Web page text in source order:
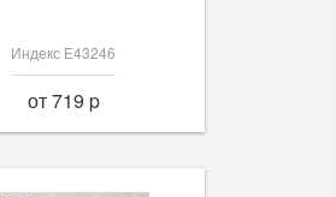
Индекс Е43246
от 719 p